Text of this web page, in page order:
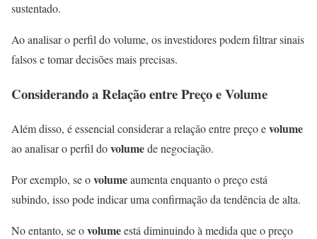
sustentado.
Ao analisar o perfil do volume, os investidores podem filtrar sinais
falsos e tomar decisões mais precisas.
Considerando a Relação entre Preço e Volume
Além disso, é essencial considerar a relação entre preço evolume
ao analisar o perfil dovolumede negociação.
Por exemplo, se ovolumeaumenta enquanto o preço está
subindo, isso pode indicar uma confirmação da tendência de alta.
No entanto, se ovolumeestá diminuindo à medida que o preço